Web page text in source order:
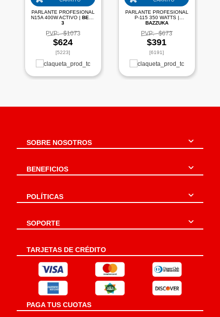
PARLANTE PROFESIONAL
N15A 400W ACTIVO |BETA
3
PVP: $1073
$624
[5223]
PARLANTE PROFESIONAL
P-115 350 WATTS |
BAZZUKA
PVP: $673
$391
[6191]
SOBRE NOSOTROS
BENEFICIOS
POLÍTICAS
SOPORTE
TARJETAS DE CRÉDITO
PAGA TUS CUOTAS